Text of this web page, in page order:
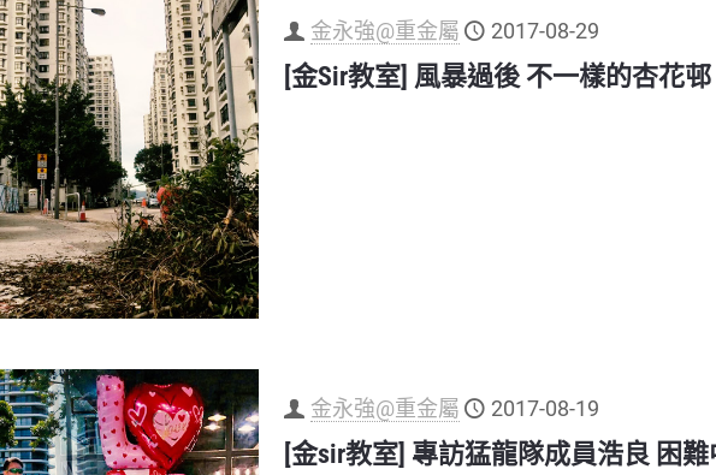
金永強@重金屬 2017-08-29
[金Sir教室] 風暴過後 不一樣的杏花邨
金永強@重金屬 2017-08-19
[金sir教室] 專訪猛龍隊成員浩良 困